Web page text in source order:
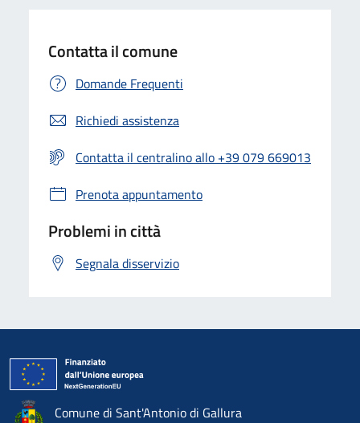
Contatta il comune
Domande Frequenti
Richiedi assistenza
Contatta il centralino allo +39 079 669013
Prenota appuntamento
Problemi in città
Segnala disservizio
Comune di Sant'Antonio di Gallura